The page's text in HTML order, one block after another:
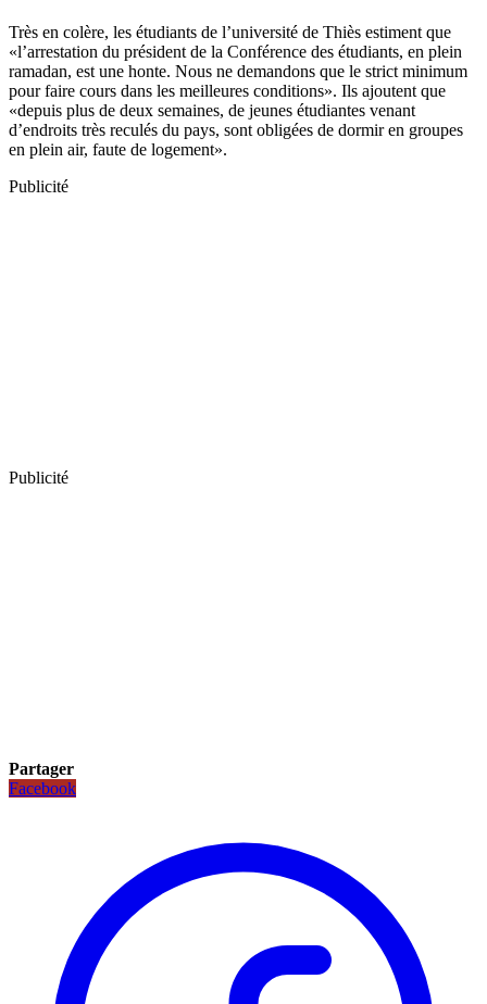
Très en colère, les étudiants de l’université de Thiès estiment que
«l’arrestation du président de la Conférence des étudiants, en plein
ramadan, est une honte. Nous ne demandons que le strict minimum
pour faire cours dans les meilleures conditions». Ils ajoutent que
«depuis plus de deux semaines, de jeunes étudiantes venant
d’endroits très reculés du pays, sont obligées de dormir en groupes
en plein air, faute de logement».
Publicité
Publicité
Partager
Facebook